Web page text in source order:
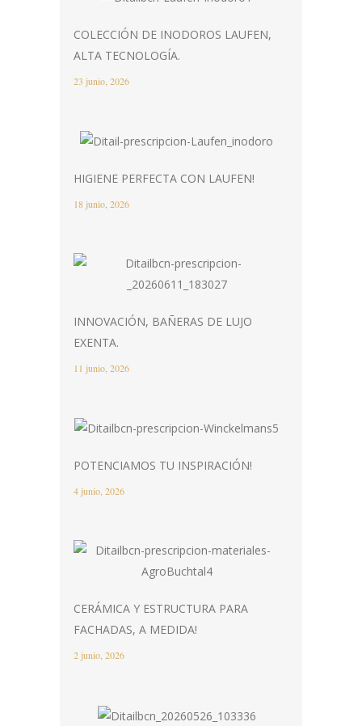
COLECCIÓN DE INODOROS LAUFEN,
ALTA TECNOLOGÍA.
23 junio, 2026
HIGIENE PERFECTA CON LAUFEN!
18 junio, 2026
INNOVACIÓN, BAÑERAS DE LUJO
EXENTA.
11 junio, 2026
POTENCIAMOS TU INSPIRACIÓN!
4 junio, 2026
CERÁMICA Y ESTRUCTURA PARA
FACHADAS, A MEDIDA!
2 junio, 2026